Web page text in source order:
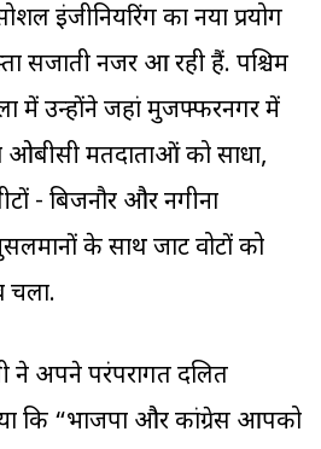
इंजीनियरिंग का नया प्रयोग
सजाती नजर आ रही हैं. पश्चिम
में उन्होंने जहां मुजफ्फरनगर में
ओबीसी मतदाताओं को साधा,
- बिजनौर और नगीना
के साथ जाट वोटों को
चला.
ने अपने परंपरागत दलित
कि “भाजपा और कांग्रेस आपको